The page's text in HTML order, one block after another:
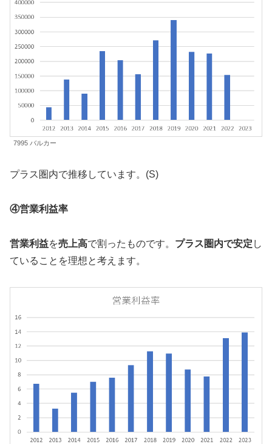
7995 バルカー
プラス圏内で推移しています。(S)
④営業利益率
営業利益を売上高で割ったものです。 プラス圏内で安定 し
ていることを理想と考えます。